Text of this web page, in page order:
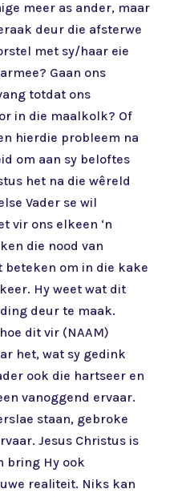
meer as ander, maar
deur die afsterwe
met sy/haar eie
Gaan ons
totdat ons
in die maalkolk? Of
hierdie probleem na
om aan sy beloftes
het na die wêreld
Vader se wil
vir ons elkeen ‘n
die nood van
beteken om in die kake
Hy weet wat dit
deur te maak.
dit vir (NAAM)
het, wat sy gedink
ook die hartseer en
vanoggend ervaar.
staan, gebroke
Jesus Christus is
bring Hy ook
realiteit. Niks kan